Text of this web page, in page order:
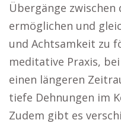
Übergänge zwischen
ermöglichen und
und Achtsamkeit zu
meditative Praxis,
einen längeren
tiefe Dehnungen im
Zudem gibt es